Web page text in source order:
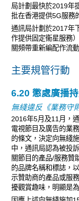
局計劃最快於2019年
批在香港提供5G服務
通訊局計劃於2017年
作提供固定衞星服務
關頻帶重新編配作流
主要規管行動
6.20 懲處廣播
無綫違反《業務守
2016年5月及11月，
電視節目及廣告的業
的條文，決定向無綫
中，通訊局認為被投
關節目的產品/服務贊
的品牌名稱和標誌，
示贊助商的產品或服
擾觀賞趣味，明顯是